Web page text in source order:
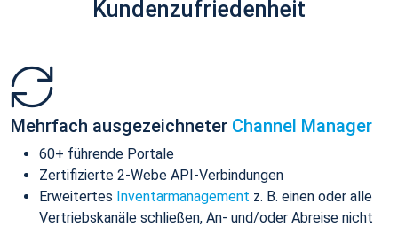
Kundenzufriedenheit
Mehrfach ausgezeichneter Channel Manager
60+ führende Portale
Zertifizierte 2-Webe API-Verbindungen
Erweitertes Inventarmanagement z. B. einen oder alle
Vertriebskanäle schließen, An- und/oder Abreise nicht